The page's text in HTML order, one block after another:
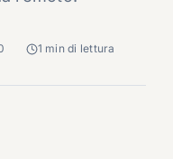
1 min di lettura